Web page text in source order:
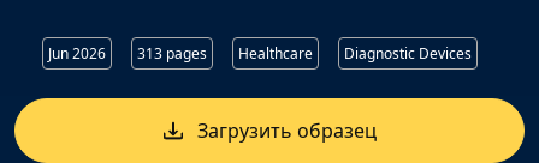
Jun 2026 313 pages Healthcare Diagnostic Devices
Загрузить образец